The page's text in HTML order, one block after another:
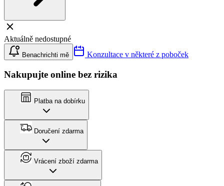
Aktuálně nedostupné
Benachrichti mě Konzultace v některé z poboček
Nakupujte online bez rizika
Platba na dobírku
Doručení zdarma
Vrácení zboží zdarma